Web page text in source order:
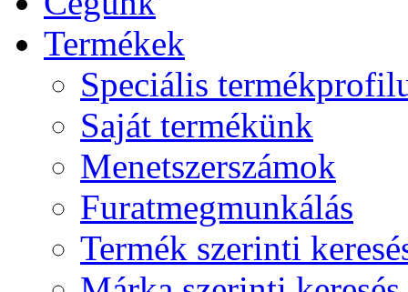
Termékek
Speciális
Saját termékünk
Menetszerszámok
Furatmegmunkálás
Termék szerinti